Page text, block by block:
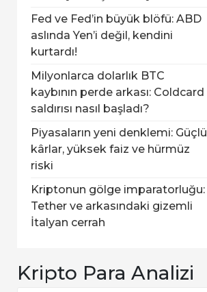
Fed ve Fed’in büyük blöfü: ABD
aslında Yen’i değil, kendini
kurtardı!
Milyonlarca dolarlık BTC
kaybının perde arkası: Coldcard
saldırısı nasıl başladı?
Piyasaların yeni denklemi: Güçlü
kârlar, yüksek faiz ve hürmüz
riski
Kriptonun gölge imparatorluğu:
Tether ve arkasındaki gizemli
İtalyan cerrah
Kripto Para Analizi